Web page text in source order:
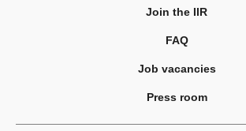
Join the IIR
FAQ
Job vacancies
Press room